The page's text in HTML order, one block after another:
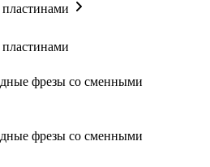
фрезы со сменными
фрезы со сменными